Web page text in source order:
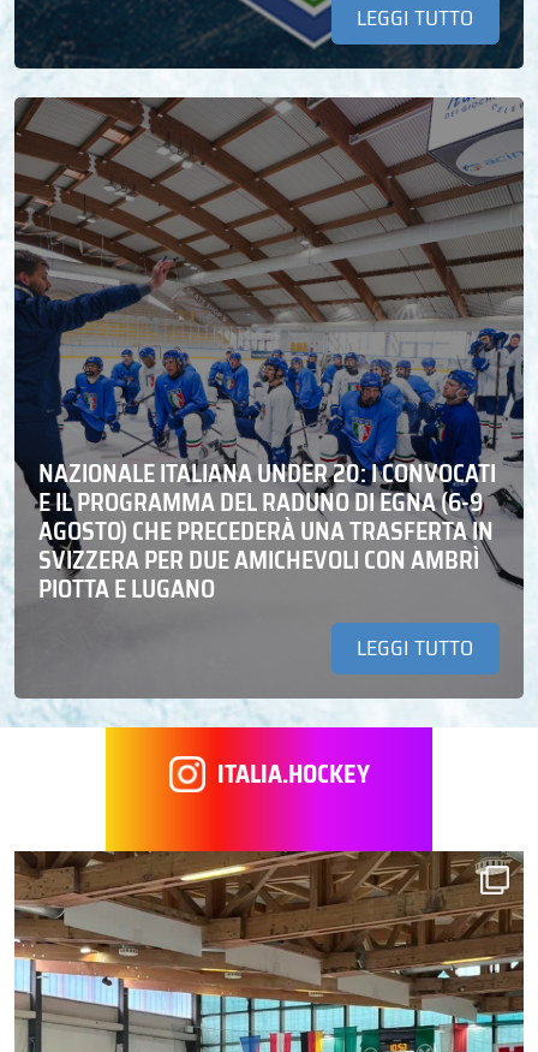
LEGGI TUTTO
NAZIONALE ITALIANA UNDER 20: I CONVOCATI
E IL PROGRAMMA DEL RADUNO DI EGNA (6-9
AGOSTO) CHE PRECEDERÀ UNA TRASFERTA IN
SVIZZERA PER DUE AMICHEVOLI CON AMBRÌ
PIOTTA E LUGANO
LEGGI TUTTO
ITALIA.HOCKEY